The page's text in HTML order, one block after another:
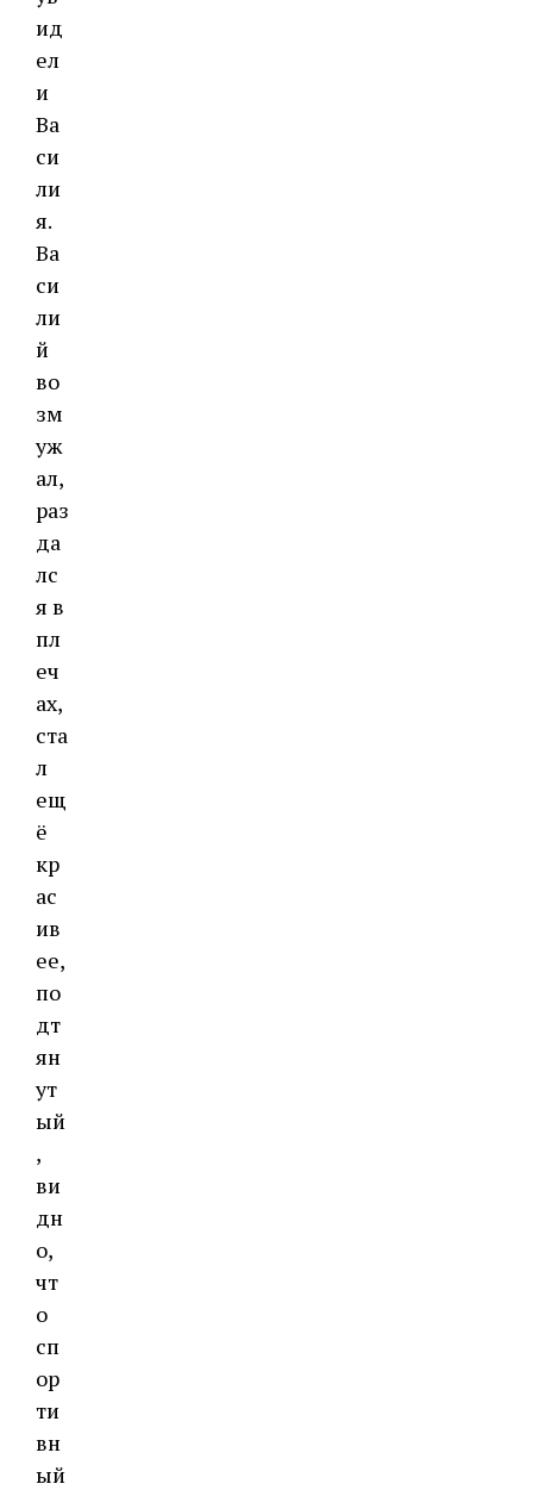
ид
ел
и
Ва
си
ли
я.
Ва
си
ли
й
во
зм
уж
ал,
раз
да
лс
я в
пл
еч
ах,
ста
л
ещ
ё
кр
ас
ив
ее,
по
дт
ян
ут
ый
,
ви
дн
о,
чт
о
сп
ор
ти
вн
ый